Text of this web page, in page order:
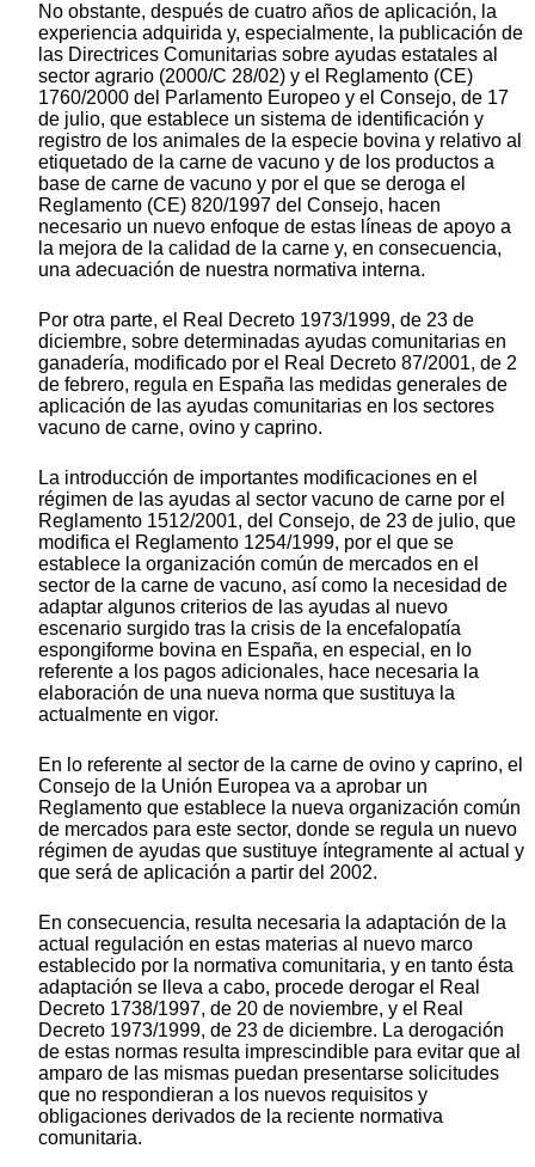
No obstante, después de cuatro años de aplicación, la
experiencia adquirida y, especialmente, la publicación de
las Directrices Comunitarias sobre ayudas estatales al
sector agrario (2000/C 28/02) y el Reglamento (CE)
1760/2000 del Parlamento Europeo y el Consejo, de 17
de julio, que establece un sistema de identificación y
registro de los animales de la especie bovina y relativo al
etiquetado de la carne de vacuno y de los productos a
base de carne de vacuno y por el que se deroga el
Reglamento (CE) 820/1997 del Consejo, hacen
necesario un nuevo enfoque de estas líneas de apoyo a
la mejora de la calidad de la carne y, en consecuencia,
una adecuación de nuestra normativa interna.
Por otra parte, el Real Decreto 1973/1999, de 23 de
diciembre, sobre determinadas ayudas comunitarias en
ganadería, modificado por el Real Decreto 87/2001, de 2
de febrero, regula en España las medidas generales de
aplicación de las ayudas comunitarias en los sectores
vacuno de carne, ovino y caprino.
La introducción de importantes modificaciones en el
régimen de las ayudas al sector vacuno de carne por el
Reglamento 1512/2001, del Consejo, de 23 de julio, que
modifica el Reglamento 1254/1999, por el que se
establece la organización común de mercados en el
sector de la carne de vacuno, así como la necesidad de
adaptar algunos criterios de las ayudas al nuevo
escenario surgido tras la crisis de la encefalopatía
espongiforme bovina en España, en especial, en lo
referente a los pagos adicionales, hace necesaria la
elaboración de una nueva norma que sustituya la
actualmente en vigor.
En lo referente al sector de la carne de ovino y caprino, el
Consejo de la Unión Europea va a aprobar un
Reglamento que establece la nueva organización común
de mercados para este sector, donde se regula un nuevo
régimen de ayudas que sustituye íntegramente al actual y
que será de aplicación a partir del 2002.
En consecuencia, resulta necesaria la adaptación de la
actual regulación en estas materias al nuevo marco
establecido por la normativa comunitaria, y en tanto ésta
adaptación se lleva a cabo, procede derogar el Real
Decreto 1738/1997, de 20 de noviembre, y el Real
Decreto 1973/1999, de 23 de diciembre. La derogación
de estas normas resulta imprescindible para evitar que al
amparo de las mismas puedan presentarse solicitudes
que no respondieran a los nuevos requisitos y
obligaciones derivados de la reciente normativa
comunitaria.